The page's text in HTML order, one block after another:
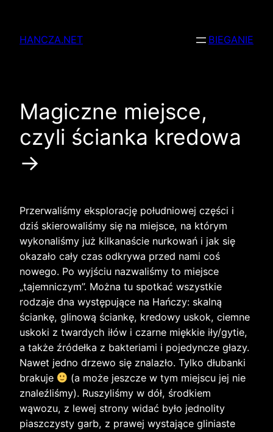
treściHANCZA.NET BIEGANIE
Magiczne miejsce,
czyli ścianka kredowa
→
Przerwaliśmy eksplorację południowej części i
dziś skierowaliśmy się na miejsce, na którym
wykonaliśmy już kilkanaście nurkowań i jak się
okazało cały czas odkrywa przed nami coś
nowego. Po wyjściu nazwaliśmy to miejsce
„tajemniczym”. Można tu spotkać wszystkie
rodzaje dna występujące na Hańczy: skalną
ściankę, glinową ściankę, kredowy uskok, ciemne
uskoki z twardych iłów i czarne miękkie iły/gytie,
a także źródełka z bakteriami i pojedyncze głazy.
Nawet jedno drzewo się znalazło. Tylko dłubanki
brakuje
(a może jeszcze w tym miejscu jej nie
znaleźliśmy). Ruszyliśmy w dół, środkiem
wąwozu, z lewej strony widać było jednolity
piaszczysty garb, z prawej wystające gliniaste